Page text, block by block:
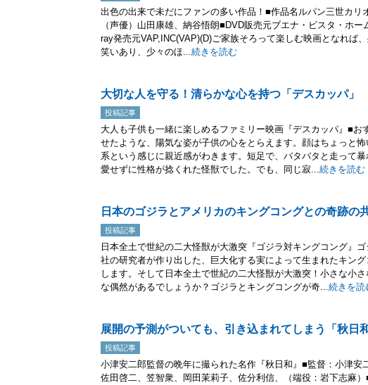
出色の出来で未だにファンの多い作品！■作品名ルパン三世カリ
（声優）山田康雄、納谷悟朗■DVD販売元ブエナ・ビスタ・ホ
ray発売元VAP,INC(VAP)(D)ご家族そろって楽しむ映画となれば
笑いあり、少々のほ...続きを読む
大切な人を守る！清らかな心を持つ「デスカッパ」
投稿記事
大人も子供も一緒に楽しめるファミリー映画『デスカッパ』■お
せたような、陽気な姿が子供の心をとらえます。顔はちょっと
系という感じに親近感がわきます。短足で、バタバタと走って
愛せずに性格が捻くれた怪獣でした。でも、同じ寂...続きを読む
日本のゴジラとアメリカのキングコングとの奇跡の
投稿記事
日本全土で世紀の二大怪獣が大激突『ゴジラ対キングコング』
社の研究者が作り出した、巨大化する実によって生まれたキン
します。そして日本全土で世紀の二大怪獣が大激突！小さな小
な偶然があるでしょうか？ゴジラとキングコングが奇...続きを読
展開の予測がついても、引き込まれてしまう「秋日和
投稿記事
小津安二郎監督の晩年に撮られた名作『秋日和』■監督：小津安
佐田啓二、笠智衆、岡田茉莉子、佐分利信、（端役：岩下志麻